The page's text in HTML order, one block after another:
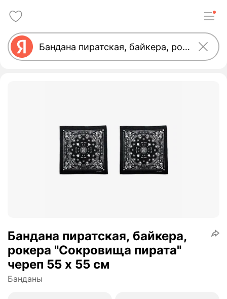
Бандана пиратская, байкера,
рокера "Сокровища пирата"
череп 55 х 55 см
Банданы